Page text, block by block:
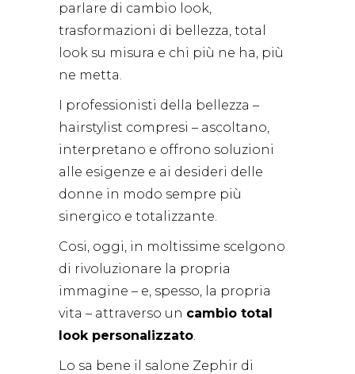
parlare di cambio look,
trasformazioni di bellezza, total
look su misura e chi più ne ha, più
ne metta.
I professionisti della bellezza –
hairstylist compresi – ascoltano,
interpretano e offrono soluzioni
alle esigenze e ai desideri delle
donne in modo sempre più
sinergico e totalizzante.
Cosi, oggi, in moltissime scelgono
di rivoluzionare la propria
immagine – e, spesso, la propria
vita – attraverso un cambio total
look personalizzato.
Lo sa bene il salone Zephir di